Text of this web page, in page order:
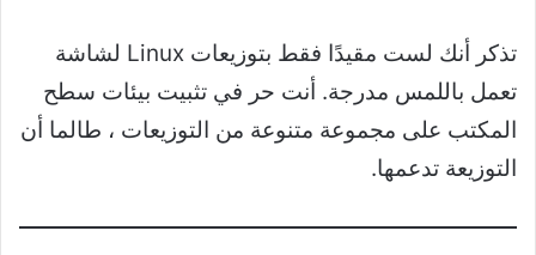
تذكر أنك لست مقيدًا فقط بتوزيعات Linux لشاشة
تعمل باللمس مدرجة. أنت حر في تثبيت بيئات سطح
المكتب على مجموعة متنوعة من التوزيعات ، طالما أن
التوزيعة تدعمها.